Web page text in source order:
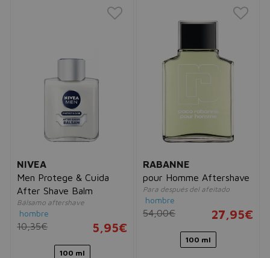
NIVEA
Men Protege & Cuida
After Shave Balm
Bálsamo aftershave
hombre
10,35€ 5,95€
100 ml
RABANNE
pour Homme Aftershave
Para después del afeitado
hombre
54,00€ 27,95€
100 ml